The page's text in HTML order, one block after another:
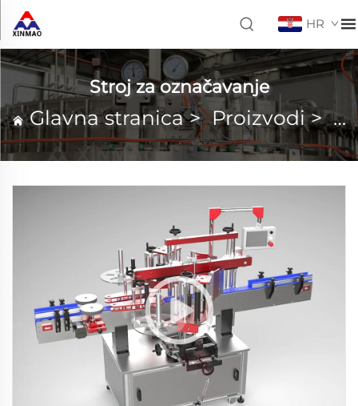
HR
Stroj za označavanje
Glavna stranica>Proizvodi>